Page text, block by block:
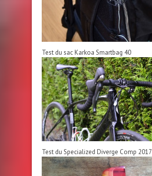
Test du sac Karkoa Smartbag 40
Test du Specialized Diverge Comp 2017